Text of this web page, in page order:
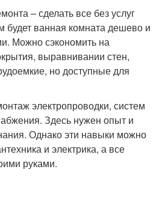
– сделать все без услуг
будет ванная комната дешево и
Можно сэкономить на
выравнивании стен,
но доступные для
электропроводки, систем
Здесь нужен опыт и
Однако эти навыки можно
и электрика, а все
руками.